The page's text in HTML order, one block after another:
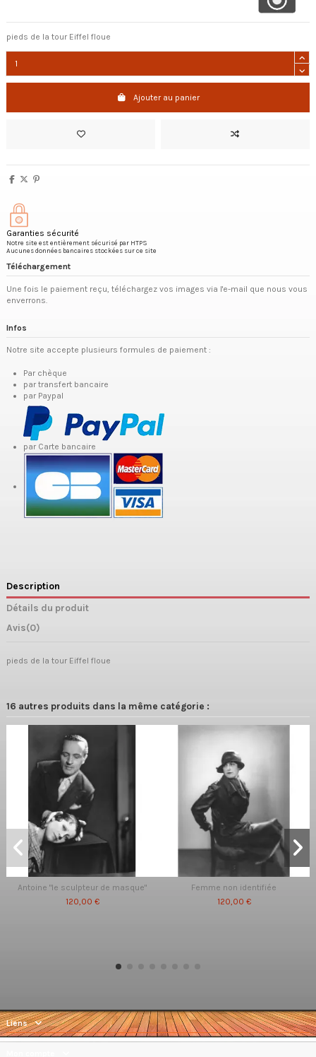
pieds de la tour Eiffel floue
Ajouter au panier
Garanties sécurité
Notre site est entièrement sécurisé par HTPS
Aucunes données bancaires stockées sur ce site
Téléchargement
Une fois le paiement reçu, téléchargez vos images via l'e-mail que nous vous
enverrons.
Infos
Notre site accepte plusieurs formules de paiement :
Par chèque
par transfert bancaire
par Paypal
par Carte bancaire
Description
Détails du produit
Avis(0)
pieds de la tour Eiffel floue
16 autres produits dans la même catégorie :
Antoine "le sculpteur de masque"
120,00 €
Femme non identifiée
120,00 €
Liens